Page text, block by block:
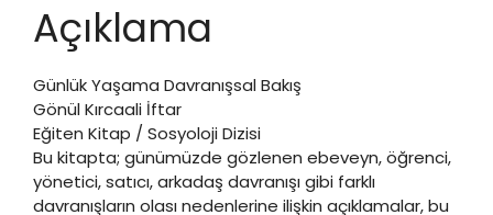
Açıklama
Günlük Yaşama Davranışsal Bakış
Gönül Kırcaali İftar
Eğiten Kitap / Sosyoloji Dizisi
Bu kitapta; günümüzde gözlenen ebeveyn, öğrenci,
yönetici, satıcı, arkadaş davranışı gibi farklı
davranışların olası nedenlerine ilişkin açıklamalar, bu